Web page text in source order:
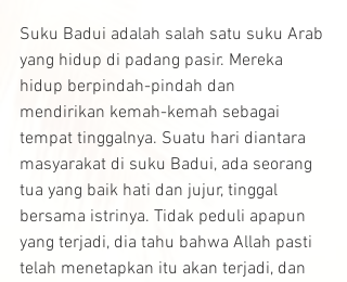
Suku Badui adalah salah satu suku Arab
yang hidup di padang pasir. Mereka
hidup berpindah-pindah dan
mendirikan kemah-kemah sebagai
tempat tinggalnya. Suatu hari diantara
masyarakat di suku Badui, ada seorang
tua yang baik hati dan jujur, tinggal
bersama istrinya. Tidak peduli apapun
yang terjadi, dia tahu bahwa Allah pasti
telah menetapkan itu akan terjadi, dan